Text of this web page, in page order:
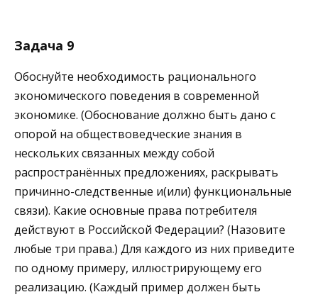
Задача 9
Обоснуйте необходимость рационального
экономического поведения в современной
экономике. (Обоснование должно быть дано с
опорой на обществоведческие знания в
нескольких связанных между собой
распространённых предложениях, раскрывать
причинно-следственные и(или) функциональные
связи). Какие основные права потребителя
действуют в Российской Федерации? (Назовите
любые три права.) Для каждого из них приведите
по одному примеру, иллюстрирующему его
реализацию. (Каждый пример должен быть